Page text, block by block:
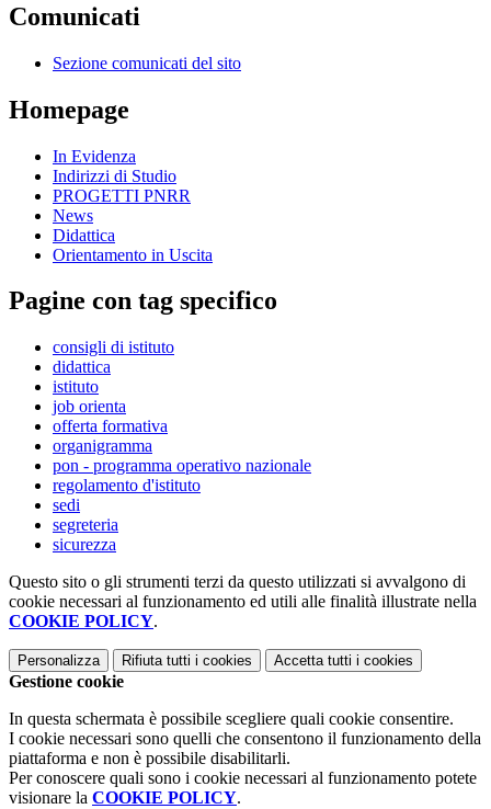
Comunicati
Sezione comunicati del sito
Homepage
In Evidenza
Indirizzi di Studio
PROGETTI PNRR
News
Didattica
Orientamento in Uscita
Pagine con tag specifico
consigli di istituto
didattica
istituto
job orienta
offerta formativa
organigramma
pon - programma operativo nazionale
regolamento d'istituto
sedi
segreteria
sicurezza
Questo sito o gli strumenti terzi da questo utilizzati si avvalgono di
cookie necessari al funzionamento ed utili alle finalità illustrate nella
COOKIE POLICY.
Personalizza Rifiuta tutti i cookies Accetta tutti i cookies
Gestione cookie
In questa schermata è possibile scegliere quali cookie consentire.
I cookie necessari sono quelli che consentono il funzionamento della
piattaforma e non è possibile disabilitarli.
Per conoscere quali sono i cookie necessari al funzionamento potete
visionare la COOKIE POLICY.